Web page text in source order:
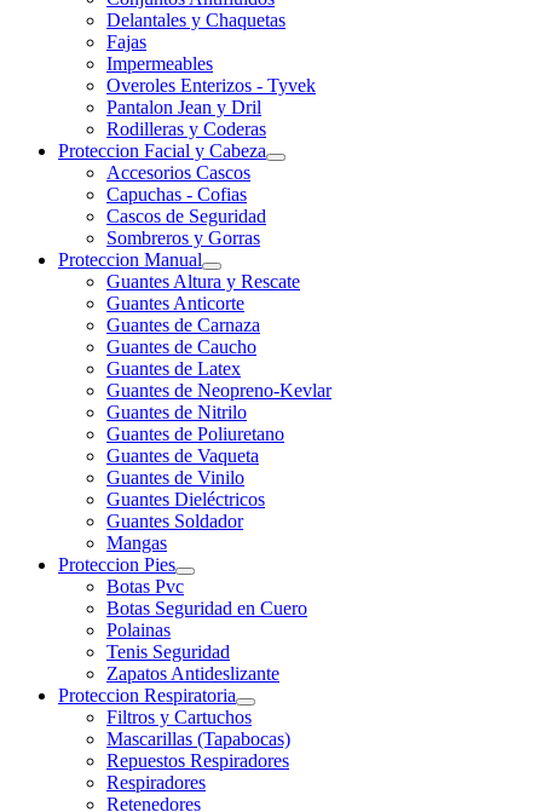
Delantales y Chaquetas
Fajas
Impermeables
Overoles Enterizos - Tyvek
Pantalon Jean y Dril
Rodilleras y Coderas
Proteccion Facial y Cabeza
Accesorios Cascos
Capuchas - Cofias
Cascos de Seguridad
Sombreros y Gorras
Proteccion Manual
Guantes Altura y Rescate
Guantes Anticorte
Guantes de Carnaza
Guantes de Caucho
Guantes de Latex
Guantes de Neopreno-Kevlar
Guantes de Nitrilo
Guantes de Poliuretano
Guantes de Vaqueta
Guantes de Vinilo
Guantes Dieléctricos
Guantes Soldador
Mangas
Proteccion Pies
Botas Pvc
Botas Seguridad en Cuero
Polainas
Tenis Seguridad
Zapatos Antideslizante
Proteccion Respiratoria
Filtros y Cartuchos
Mascarillas (Tapabocas)
Repuestos Respiradores
Respiradores
Retenedores